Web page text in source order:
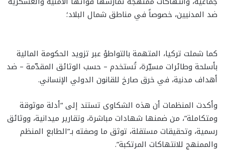
ضد المدنيين، خصوصاً في مناطق شمال البلاد؛
كما شملت تركيا، المتهمة بالتواطؤ عبر تزويد الحكومة المالية
بأسلحة وطائرات مسيّرة، تُستخدم – حسب الوثائق المقدّمة – ضد
أهداف مدنية، في خرق صارخ للقانون الدولي الإنساني.
وأكدت المنظمات أن هذه الشكاوى تستند إلى “أدلة موثوقة
ومتكاملة”، من ضمنها شهادات مباشرة، وتقارير ميدانية، ووثائق
رسمية، وتحقيقات مستقلة، توثق ما وصفته بـ”الطابع المنظم
والممنهج للانتهاكات المرتكبة”.